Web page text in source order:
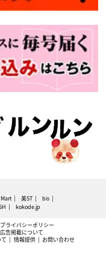
Mart 美ST
bis
kokode.jp
プライバシーポリシー
広告掲載について
情報提供 お問い合わせ